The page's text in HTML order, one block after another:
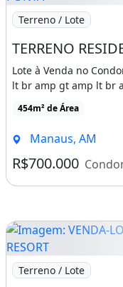
Imagem: TERRENO
Terreno / Lote
Lote à Venda no
lt br amp gt amp lt br
454m² de Área
Manaus, AM
R$700.000
Imagem: VENDA-
Terreno / Lote